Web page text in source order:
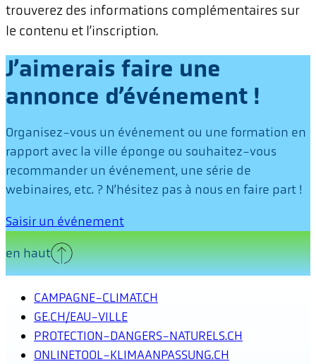
trouverez des informations complémentaires sur
le contenu et l’inscription.
J’aimerais faire une
annonce d’événement !
Organisez-vous un événement ou une formation en
rapport avec la ville éponge ou souhaitez-vous
recommander un événement, une série de
webinaires, etc. ? N’hésitez pas à nous en faire part !
Saisir un événement
en haut
CAMPAGNE-CLIMAT.CH
GE.CH/EAU-VILLE
PROTECTION-DANGERS-NATURELS.CH
ONLINETOOL-KLIMAANPASSUNG.CH